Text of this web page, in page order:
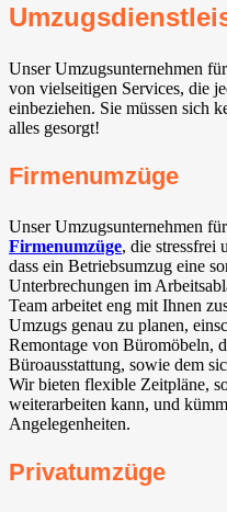
Unser Umzugsunternehmen
von vielseitigen Services, die
einbeziehen. Sie müssen sich
alles gesorgt!
Firmenumzüge
Unser Umzugsunternehmen
Firmenumzüge, die stressfrei
dass ein Betriebsumzug eine
Unterbrechungen im
Team arbeitet eng mit Ihnen
Umzugs genau zu planen,
Remontage von Büromöbeln,
Büroausstattung, sowie dem
Wir bieten flexible Zeitpläne,
weiterarbeiten kann, und
Angelegenheiten.
Privatumzüge